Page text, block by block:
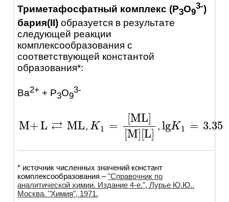
Триметафосфатный комплекс (P3O9
3-)
бария(II) образуется в результате
следующей реакции
комплексообразования с
соответствующей константой
образования*:
Ba2+ + P3O9
3-
M+L ⇄ ML
M+L⇄ML , K 1 =
[ML]
M] L]
K1= [ML][M][L] , lgK 1 = 3.35
lgK1= 3.35
* источник численных значений констант
комплексообразования –"Справочник по
аналитической химии. Издание 4-е.", Лурье Ю.Ю..
Москва. "Химия", 1971.